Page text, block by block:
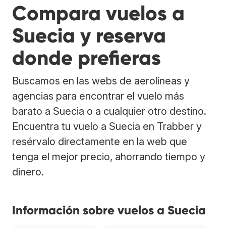
Compara vuelos a
Suecia y reserva
donde prefieras
Buscamos en las webs de aerolíneas y
agencias para encontrar el vuelo más
barato a Suecia o a cualquier otro destino.
Encuentra tu vuelo a Suecia en Trabber y
resérvalo directamente en la web que
tenga el mejor precio, ahorrando tiempo y
dinero.
Información sobre vuelos a Suecia